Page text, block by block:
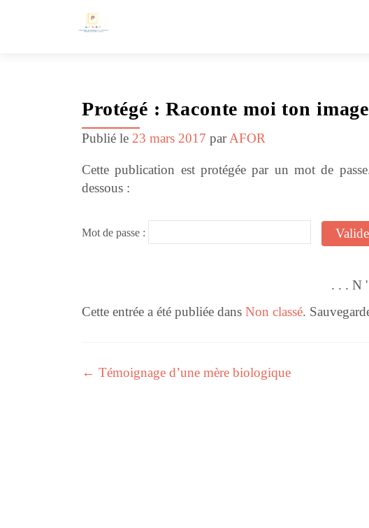
Protégé : Raconte moi ton image
Publié le 23 mars 2017 parAFOR
Cette publication est protégée par un mot de
dessous :
Mot de passe :
. . . N '
Cette entrée a été publiée dans Non classé.
Navigation des articles
← Témoignage d’une mère biologique